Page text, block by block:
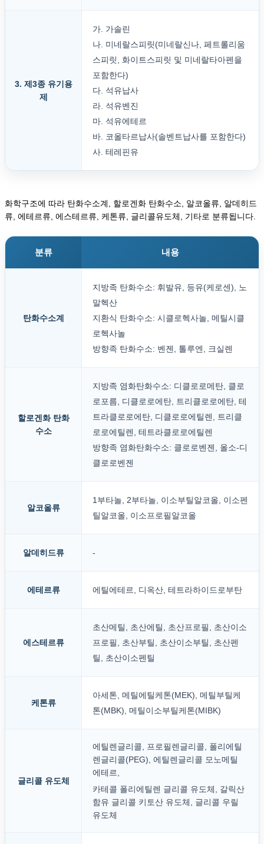
3. 제3종 유기용
제
가. 가솔린
나. 미네랄스피릿(미네랄신나, 페트롤리움
스피릿, 화이트스피릿 및 미네랄타아펜을
포함한다)
다. 석유납사
라. 석유벤진
마. 석유에테르
바. 코올타르납사(솔벤트납사를 포함한다)
사. 테레핀유
화학구조에 따라 탄화수소계, 할로겐화 탄화수소, 알코올류, 알데히드
류, 에테르류, 에스테르류, 케톤류, 글리콜유도체, 기타로 분류됩니다.
분류 내용
탄화수소계
지방족 탄화수소: 휘발유, 등유(케로센), 노
말헥산
지환식 탄화수소: 시클로헥사놀, 메틸시클
로헥사놀
방향족 탄화수소: 벤젠, 톨루엔, 크실렌
할로겐화 탄화
수소
지방족 염화탄화수소: 디클로로메탄, 클로
로포름, 디클로로에탄, 트리클로로에탄, 테
트라클로로에탄, 디클로로에틸렌, 트리클
로로에틸렌, 테트라클로로에틸렌
방향족 염화탄화수소: 클로로벤젠, 올소-디
클로로벤젠
알코올류
1부타놀, 2부타놀, 이소부틸알코올, 이소펜
틸알코올, 이소프로필알코올
알데히드류 -
에테르류 에틸에테르, 디옥산, 테트라하이드로부탄
에스테르류
초산메틸, 초산에틸, 초산프로필, 초산이소
프로필, 초산부틸, 초산이소부틸, 초산펜
틸, 초산이소펜틸
케톤류
아세톤, 메틸에틸케톤(MEK), 메틸부틸케
톤(MBK), 메틸이소부틸케톤(MIBK)
글리콜 유도체
에틸렌글리콜, 프로필렌글리콜, 폴리에틸
렌글리콜(PEG), 에틸렌글리콜 모노메틸
에테르,
카테콜 폴리에틸렌 글리콜 유도체, 갈릭산
함유 글리콜 키토산 유도체, 글리콜 우릴
유도체